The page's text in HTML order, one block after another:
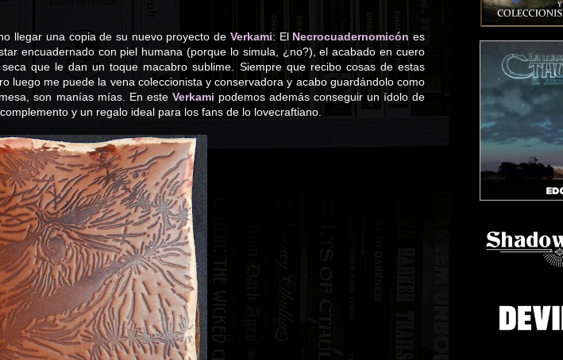
llegar una copia de su nuevo proyecto de Verkami: El Necrocuadernomicón es
encuadernado con piel humana (porque lo simula, ¿no?), el acabado en cuero
que le dan un toque macabro sublime. Siempre que recibo cosas de estas
luego me puede la vena coleccionista y conservadora y acabo guardándolo como
son manías mías. En este Verkami podemos además conseguir un ídolo de
y un regalo ideal para los fans de lo lovecraftiano.